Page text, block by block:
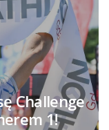
Challenge
1!